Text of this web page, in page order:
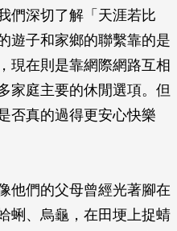
們深切了解「天涯若比
遊子和家鄉的聯繫靠的是
現在則是靠網際網路互相
家庭主要的休閒選項。但
否真的過得更安心快樂
他們的父母曾經光著腳在
蜊、烏龜，在田埂上捉蜻